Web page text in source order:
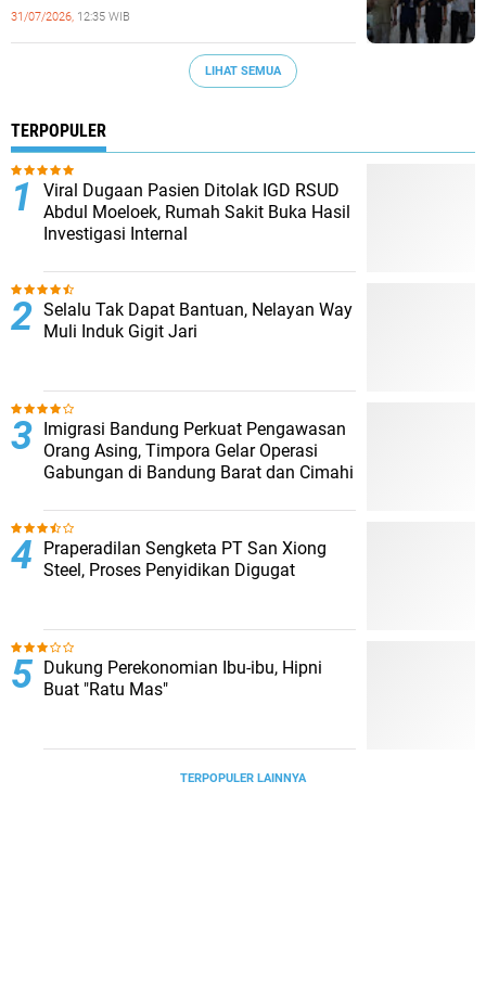
31/07/2026, 12:35 WIB
LIHAT SEMUA
TERPOPULER
Viral Dugaan Pasien Ditolak IGD RSUD
Abdul Moeloek, Rumah Sakit Buka Hasil
Investigasi Internal
Selalu Tak Dapat Bantuan, Nelayan Way
Muli Induk Gigit Jari
Imigrasi Bandung Perkuat Pengawasan
Orang Asing, Timpora Gelar Operasi
Gabungan di Bandung Barat dan Cimahi
Praperadilan Sengketa PT San Xiong
Steel, Proses Penyidikan Digugat
Dukung Perekonomian Ibu-ibu, Hipni
Buat "Ratu Mas"
TERPOPULER LAINNYA